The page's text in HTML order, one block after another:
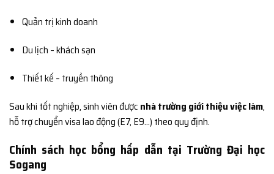
Quản trị kinh doanh
Du lịch – khách sạn
Thiết kế – truyền thông
Sau khi tốt nghiệp, sinh viên được nhà trường giới thiệu việc làm,
hỗ trợ chuyển visa lao động (E7, E9…) theo quy định.
Chính sách học bổng hấp dẫn tại Trường Đại học
Sogang